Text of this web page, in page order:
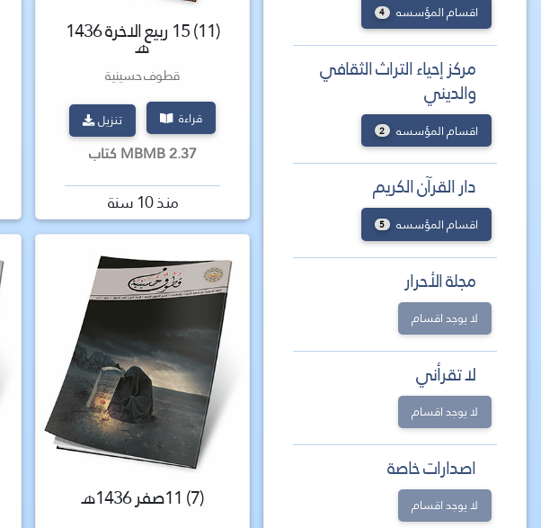
اقسام المؤسسه 4
مركز إحياء التراث الثقافي
والديني
اقسام المؤسسه 2
دار القرآن الكريم
اقسام المؤسسه 5
مجلة الأحرار
لا يوجد اقسام
لا تقرأني
لا يوجد اقسام
اصدارات خاصة
لا يوجد اقسام
(11) 15 ربيع الاخرة 1436 هـ
قطوف حسينية
قراءة تنزيل
2.37 MBMB كتاب
منذ 10 سنة
(7) 11صفر 1436هـ